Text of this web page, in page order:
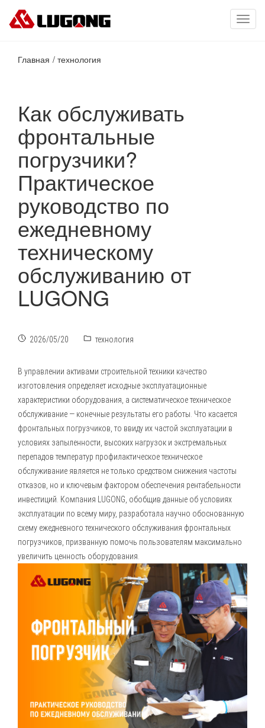
Главная технология
Как обслуживать
фронтальные
погрузчики?
Практическое
руководство по
ежедневному
техническому
обслуживанию от
LUGONG
2026/05/20 технология
В управлении активами строительной техники качество
изготовления определяет исходные эксплуатационные
характеристики оборудования, а систематическое техническое
обслуживание — конечные результаты его работы. Что касается
фронтальных погрузчиков , то ввиду их частой эксплуатации в
условиях запыленности, высоких нагрузок и экстремальных
перепадов температур профилактическое техническое
обслуживание является не только средством снижения частоты
отказов, но и ключевым фактором обеспечения рентабельности
инвестиций. Компания LUGONG, обобщив данные об условиях
эксплуатации по всему миру, разработала научно обоснованную
схему ежедневного технического обслуживания фронтальных
погрузчиков, призванную помочь пользователям максимально
увеличить ценность оборудования.